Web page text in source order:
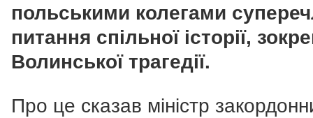
польськими колегами
питання спільної історії,
Волинської трагедії.
Про це сказав міністр